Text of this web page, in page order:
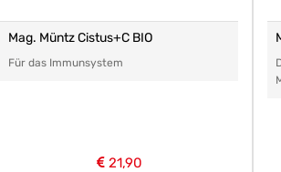
Mag. Müntz Cistus+C BIO
Für das Immunsystem
21,90